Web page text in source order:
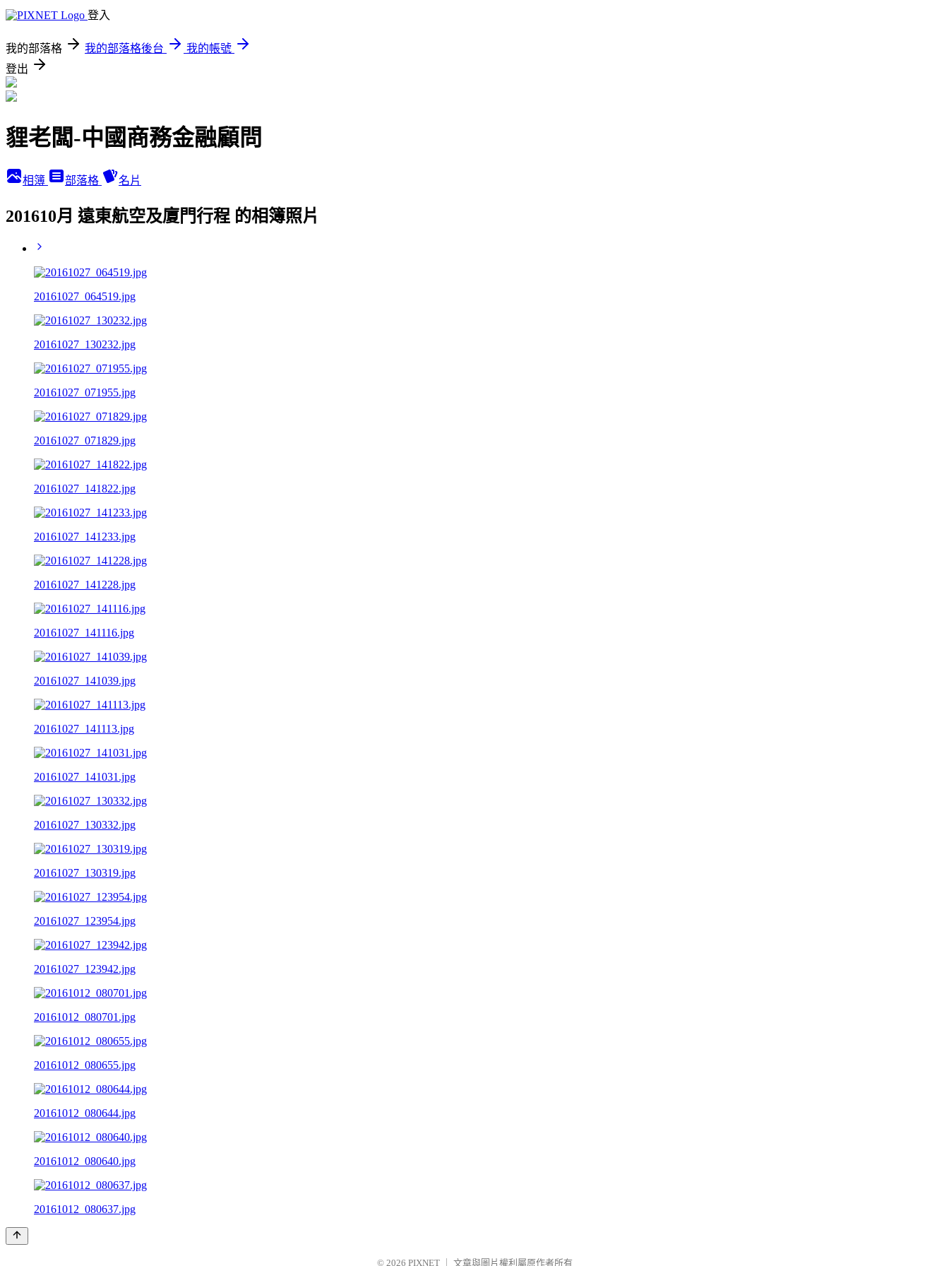
登入
我的部落格 我的部落格後台
我的帳號
登出
貍老闆-中國商務金融顧問
相簿 部落格 名片
201610月 遠東航空及廈門行程 的相簿照片
20161027_064519.jpg
20161027_130232.jpg
20161027_071955.jpg
20161027_071829.jpg
20161027_141822.jpg
20161027_141233.jpg
20161027_141228.jpg
20161027_141116.jpg
20161027_141039.jpg
20161027_141113.jpg
20161027_141031.jpg
20161027_130332.jpg
20161027_130319.jpg
20161027_123954.jpg
20161027_123942.jpg
20161012_080701.jpg
20161012_080655.jpg
20161012_080644.jpg
20161012_080640.jpg
20161012_080637.jpg
© 2026 PIXNET 文章與圖片權利屬原作者所有